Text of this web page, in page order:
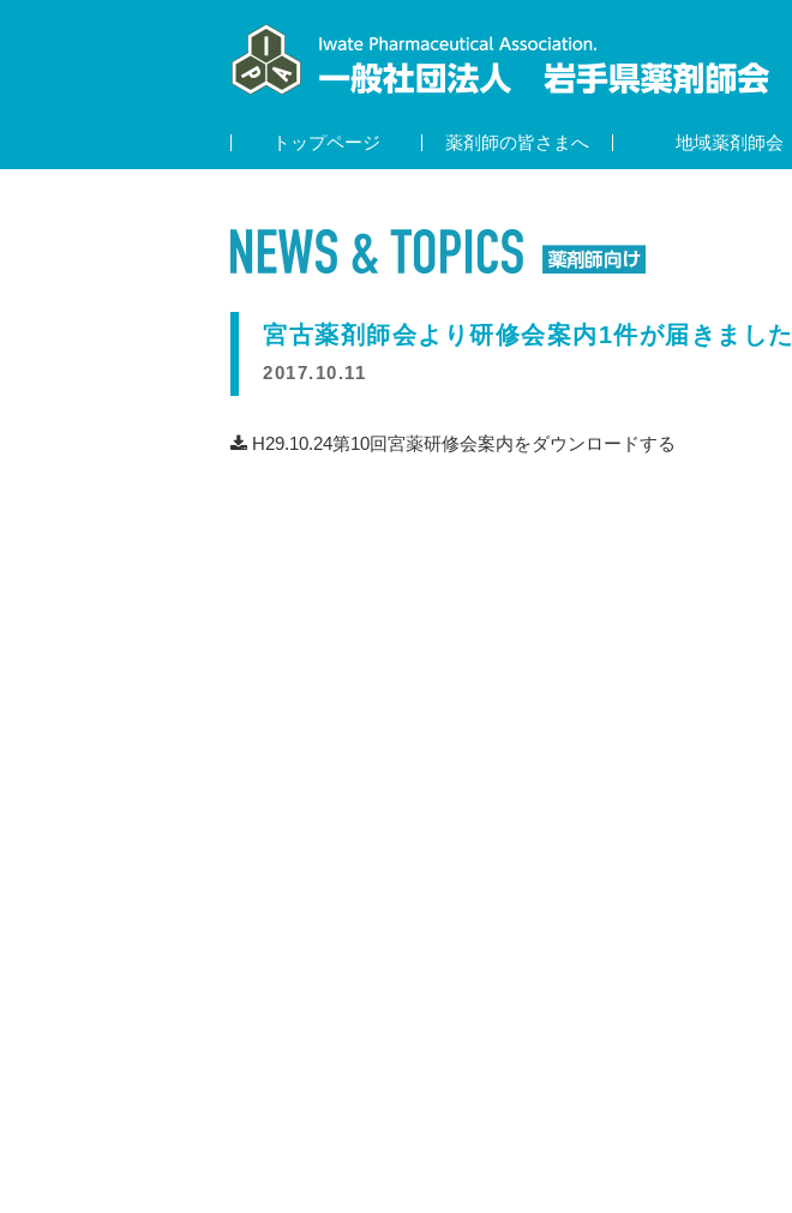
トップページ 薬剤師の皆さまへ 地域薬剤師会
宮古薬剤師会より研修会案内1件が届きました
2017.10.11
H29.10.24第10回宮薬研修会案内をダウンロードする